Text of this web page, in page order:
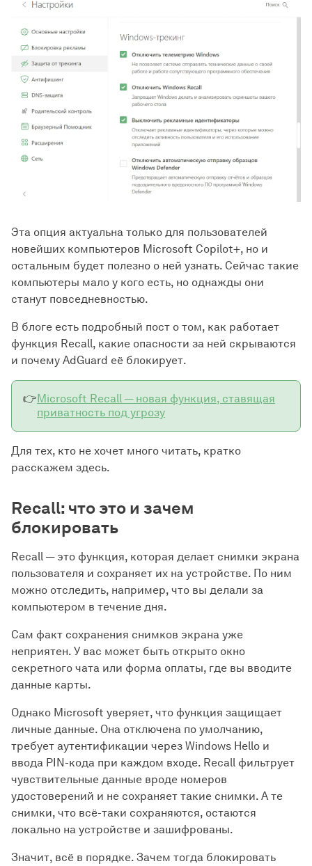
Эта опция актуальна только для пользователей
новейших компьютеров Microsoft Copilot+, но и
остальным будет полезно о ней узнать. Сейчас такие
компьютеры мало у кого есть, но однажды они
станут повседневностью.
В блоге есть подробный пост о том, как работает
функция Recall, какие опасности за ней скрываются
и почему AdGuard её блокирует.
👉Microsoft Recall — новая функция, ставящая
приватность под угрозу
Для тех, кто не хочет много читать, кратко
расскажем здесь.
Recall: что это и зачем
блокировать
Recall — это функция, которая делает снимки экрана
пользователя и сохраняет их на устройстве. По ним
можно отследить, например, что вы делали за
компьютером в течение дня.
Сам факт сохранения снимков экрана уже
неприятен. У вас может быть открыто окно
секретного чата или форма оплаты, где вы вводите
данные карты.
Однако Microsoft уверяет, что функция защищает
личные данные. Она отключена по умолчанию,
требует аутентификации через Windows Hello и
ввода PIN-кода при каждом входе. Recall фильтрует
чувствительные данные вроде номеров
удостоверений и не сохраняет такие снимки. А те
снимки, что всё-таки сохраняются, остаются
локально на устройстве и зашифрованы.
Значит, всё в порядке. Зачем тогда блокировать